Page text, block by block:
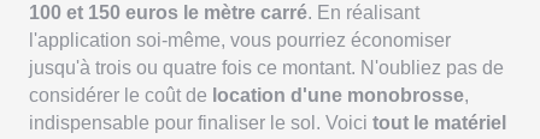
100 et 150 euros le mètre carré. En réalisant
l'application soi-même, vous pourriez économiser
jusqu'à trois ou quatre fois ce montant. N'oubliez pas de
considérer le coût de location d'une monobrosse,
indispensable pour finaliser le sol. Voici tout le matériel